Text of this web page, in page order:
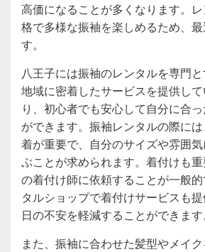
高価になることが多くなります。
格で多様な振袖を楽しめるため、
す。
八王子には振袖のレンタルを専門と
地域に密着したサービスを提供し
り、初心者でも安心して自分に合
ができます。振袖レンタルの際に
着が重要で、自分のサイズや雰囲
ぶことが求められます。着付けも
の着付け師に依頼することが一般
タルショップで着付けサービスも
日の不安を軽減することができます
また、振袖に合わせた髪型やメイ